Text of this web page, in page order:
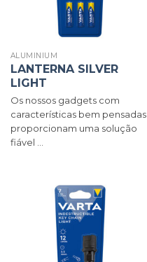
ALUMINIUM
LANTERNA SILVER
LIGHT
Os nossos gadgets com
características bem pensadas
proporcionam uma solução
fiável ...